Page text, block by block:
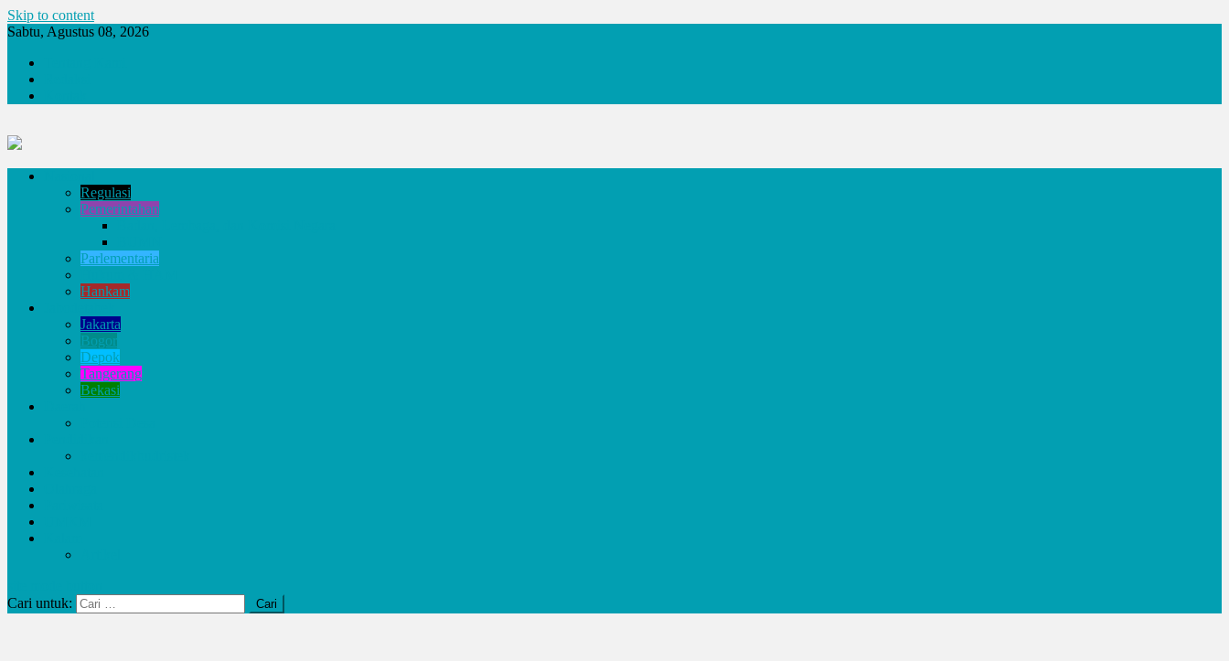
Skip to content
Sabtu, Agustus 08, 2026
Regulasi
Pemerintahan
Parlementaria
Hankam
Jakarta
Bogor
Depok
Tangerang
Bekasi
Cari untuk: